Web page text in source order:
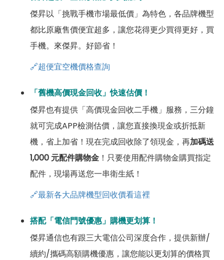
傑昇以「挑戰手機市場最低價」為特色，各品牌機型
都比原廠售價便宜超多，讓您花得更少買得更好，買
手機。來傑昇。好節省！
🔗超便宜空機價格查詢
「舊機高價現金回收」快速估價！
傑昇也有提供「高價現金回收二手機」服務，三分鐘
就可完成APP檢測估價，讓您直接換現金或折抵新
機，省上加省！現在完成回收除了領現金，再加碼送
1,000 元配件購物金 ！只要使用配件購物金購買指定
配件，現場再送您一串衛生紙！
🔗最新各大品牌機型回收價看這裡
搭配「電信門號優惠」購機更划算！
傑昇通信也有跟三大電信公司深度合作，提供新辦/
續約/攜碼高額購機優惠，讓您能以更划算的價格買